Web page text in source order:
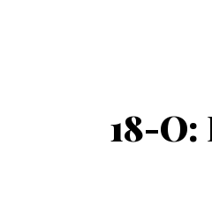
18-